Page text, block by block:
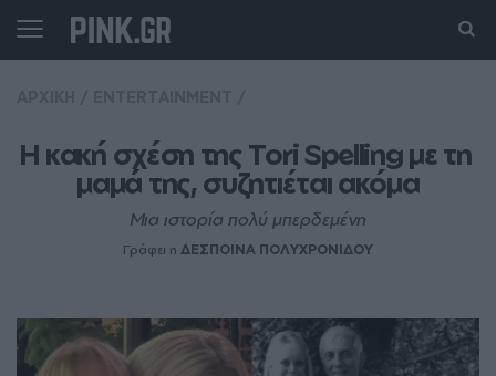
Η κακή σχέση της Tori Spelling με τη
μαμά της, συζητιέται ακόμα
Μια ιστορία πολύ μπερδεμένη
Γράφει η ΔΕΣΠΟΙΝΑ ΠΟΛΥΧΡΟΝΙΔΟΥ